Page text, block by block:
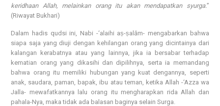
keridhaan Allah, melainkan orang itu akan mendapatkan syurga.”
(Riwayat Bukhari)
Dalam hadis qudsi ini, Nabi -‘alaihi aṣ-ṣalām- mengabarkan bahwa
siapa saja yang diuji dengan kehilangan orang yang dicintainya dari
kalangan kerabatnya atau yang lainnya, jika ia bersabar terhadap
kematian orang yang dikasihi dan dipilihnya, serta ia memandang
bahwa orang itu memiliki hubungan yang kuat dengannya, seperti
anak, saudara, paman, bapak, ibu atau teman, ketika Allah -‘Azza wa
Jalla- mewafatkannya lalu orang itu mengharapkan rida Allah dan
pahala-Nya, maka tidak ada balasan baginya selain Surga.